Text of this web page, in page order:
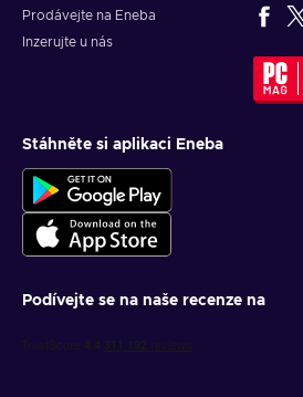
Prodávejte na Eneba
Inzerujte u nás
Stáhněte si aplikaci Eneba
Podívejte se na naše recenze na